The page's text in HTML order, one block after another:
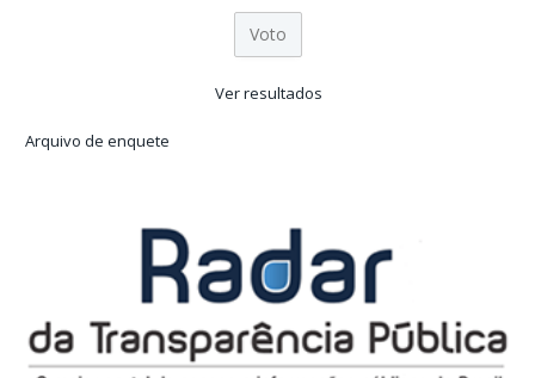
Ver resultados
Arquivo de enquete